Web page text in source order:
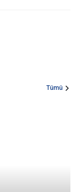
Tümü